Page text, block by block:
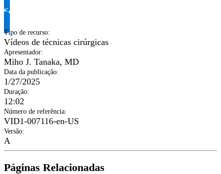
Solicite informação do produto
Tipo de recurso:
Vídeos de técnicas cirúrgicas
Apresentador:
Miho J. Tanaka, MD
Data da publicação:
1/27/2025
Duração:
12:02
Número de referência:
VID1-007116-en-US
Versão:
A
Páginas Relacionadas